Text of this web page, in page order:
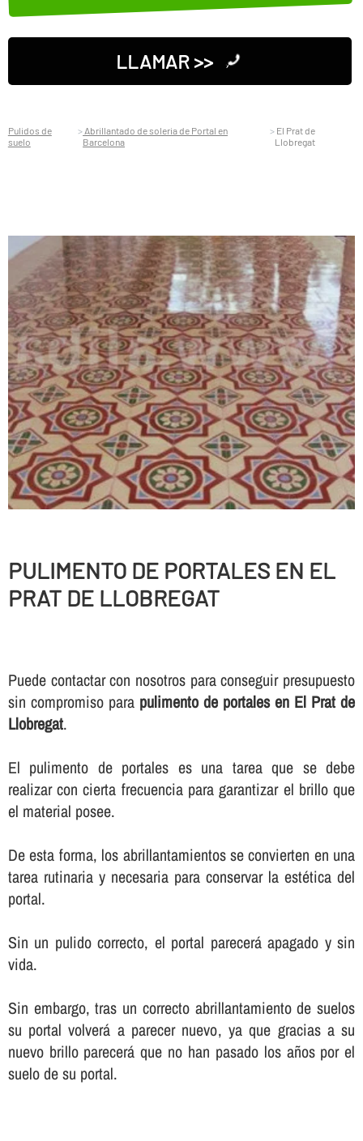
LLAMAR >>
Pulidos de
suelo
Abrillantado de soleria de Portal en
Barcelona
El Prat de
Llobregat
PULIMENTO DE PORTALES EN EL
PRAT DE LLOBREGAT
Puede contactar con nosotros para conseguir presupuesto
sin compromiso para pulimento de portales en El Prat de
Llobregat.
El pulimento de portales es una tarea que se debe
realizar con cierta frecuencia para garantizar el brillo que
el material posee.
De esta forma, los abrillantamientos se convierten en una
tarea rutinaria y necesaria para conservar la estética del
portal.
Sin un pulido correcto, el portal parecerá apagado y sin
vida.
Sin embargo, tras un correcto abrillantamiento de suelos
su portal volverá a parecer nuevo, ya que gracias a su
nuevo brillo parecerá que no han pasado los años por el
suelo de su portal.